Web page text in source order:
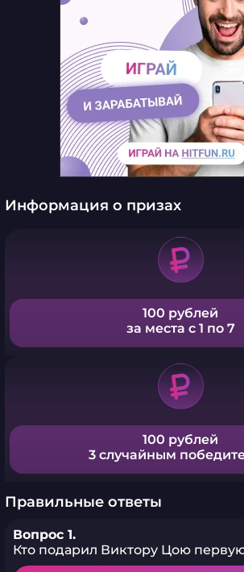
Информация о призах
100 рублей
за места с 1 по 7
100 рублей
3 случайным
Правильные ответы
Вопрос 1.
Кто подарил Виктору Цою